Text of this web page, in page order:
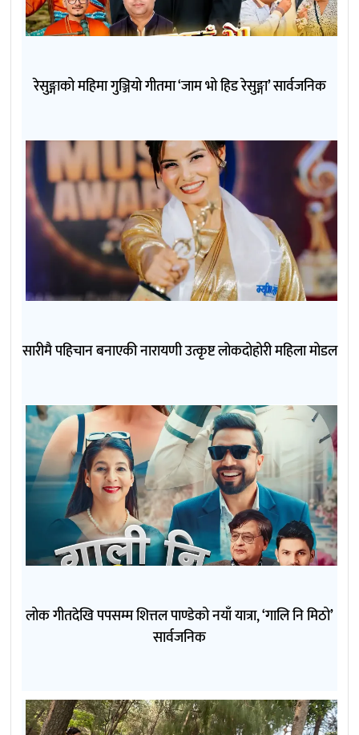
रेसुङ्गाको महिमा गुञ्जियो गीतमा ‘जाम भो हिड रेसुङ्गा’ सार्वजनिक
सारीमै पहिचान बनाएकी नारायणी उत्कृष्ट लोकदोहोरी महिला मोडल
लोक गीतदेखि पपसम्म शित्तल पाण्डेको नयाँ यात्रा, ‘गालि नि मिठो’
सार्वजनिक